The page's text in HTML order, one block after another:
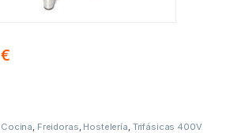
€
Cocina, Freidoras, Hostelería, Trifásicas 400V